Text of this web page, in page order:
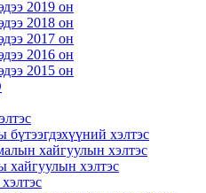
2019 он
2018 он
2017 он
2016 он
2015 он
бүтээгдэхүүний хэлтэс
хайгуулын хэлтэс
хайгуулын хэлтэс